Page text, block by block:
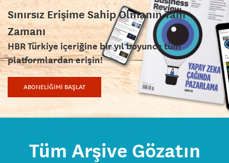
Sınırsız Erişime Sahip Olmanın Tam
Zamanı
HBR Türkiye içeriğine bir yıl boyunca tüm
platformlardan erişin!
ABONELİĞİMİ BAŞLAT
Tüm Arşive Gözatın